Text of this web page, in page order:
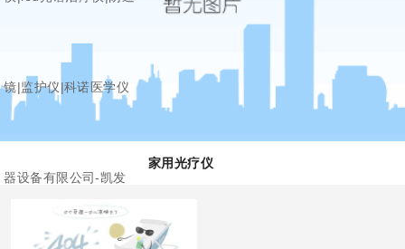
镜|监护仪|科诺医学仪
器设备有限公司-凯发
家用光疗仪